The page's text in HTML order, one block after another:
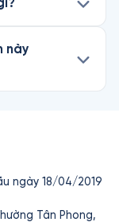
này
ngày 18/04/2019
Tân Phong,